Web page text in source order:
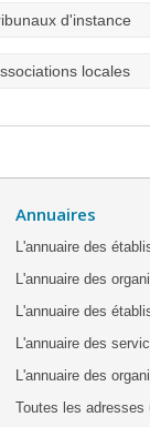
d'instance
locales
Annuaires
L'annuaire des
L'annuaire des
L'annuaire des
L'annuaire des
L'annuaire des
Toutes les adresses